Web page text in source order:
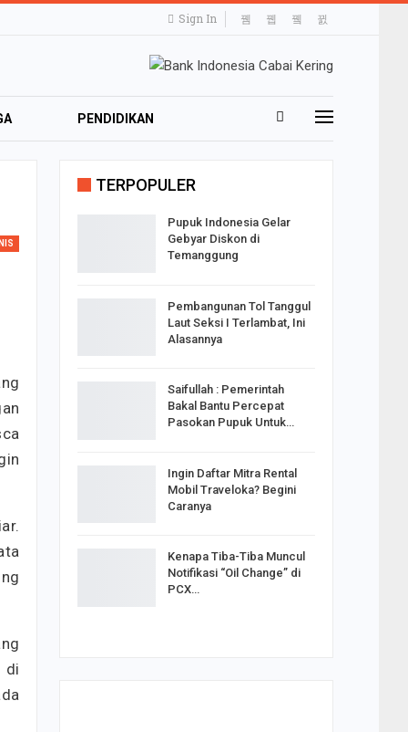
Sign In
PENDIDIKAN
di
TERPOPULER
Pupuk Indonesia Gelar
Gebyar Diskon di
Temanggung
Pembangunan Tol Tanggul
Laut Seksi I Terlambat, Ini
Alasannya
Saifullah : Pemerintah
Bakal Bantu Percepat
Pasokan Pupuk Untuk…
Ingin Daftar Mitra Rental
Mobil Traveloka? Begini
Caranya
Kenapa Tiba-Tiba Muncul
Notifikasi “Oil Change” di
PCX…